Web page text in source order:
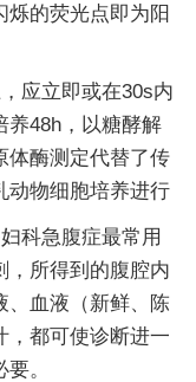
烁的荧光点即为阳
应立即或在30s内
48h，以糖酵解
体酶测定代替了传
动物细胞培养进行
科急腹症最常用
，所得到的腹腔内
、血液（新鲜、陈
，都可使诊断进一
。